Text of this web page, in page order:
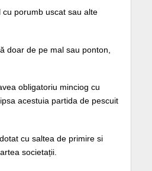
cu porumb uscat sau alte
doar de pe mal sau ponton,
obligatoriu minciog cu
acestuia partida de pescuit
cu saltea de primire si
societații.